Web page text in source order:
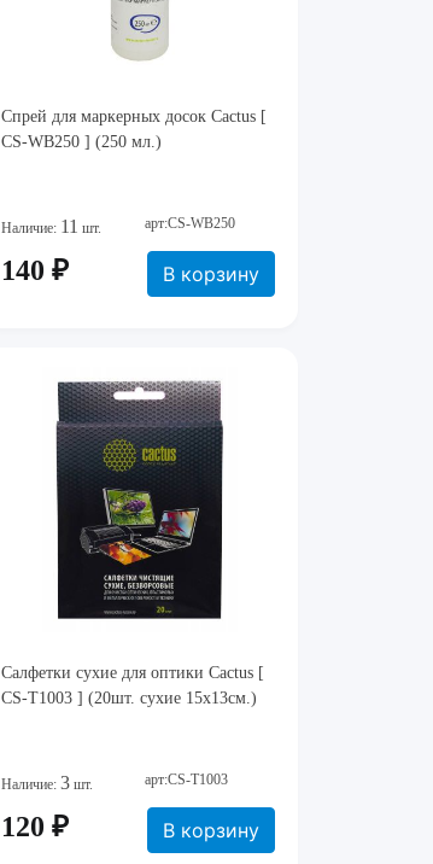
Спрей для маркерных досок Cactus [
CS-WB250 ] (250 мл.)
Наличие: 11 шт. арт:CS-WB250
140 ₽ В корзину
Салфетки сухие для оптики Cactus [
CS-T1003 ] (20шт. сухие 15x13см.)
Наличие: 3шт. арт:CS-T1003
120 ₽ В корзину